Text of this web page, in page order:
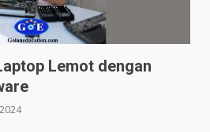
Lemot dengan